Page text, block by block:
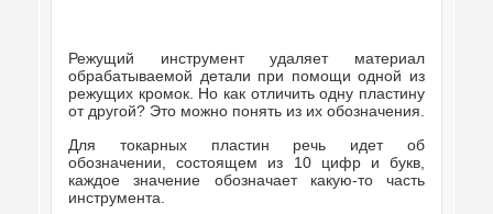
Режущий инструмент удаляет материал
обрабатываемой детали при помощи одной из
режущих кромок. Но как отличить одну пластину
от другой? Это можно понять из их обозначения.
Для токарных пластин речь идет об
обозначении, состоящем из 10 цифр и букв,
каждое значение обозначает какую-то часть
инструмента.